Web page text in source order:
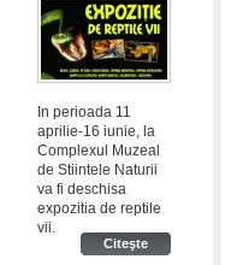
In perioada 11
aprilie-16 iunie, la
Complexul Muzeal
de Stiintele Naturii
va fi deschisa
expozitia de reptile
vii.
Citeşte